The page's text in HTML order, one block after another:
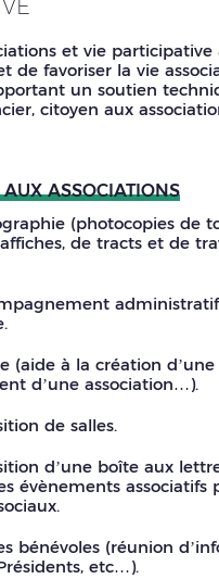
et vie
de favoriser la vie
un soutien
citoyen aux
ASSOCIATIONS
(photocopies de
de tracts et de
(aide à la création d’une
d’une association…).
de salles.
d’une boîte aux
évènements associatifs
bénévoles (réunion
etc…).